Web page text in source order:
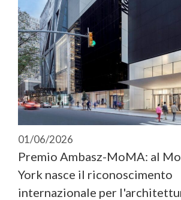
01/06/2026
Premio Ambasz-MoMA: al
York nasce il riconoscimento
internazionale per